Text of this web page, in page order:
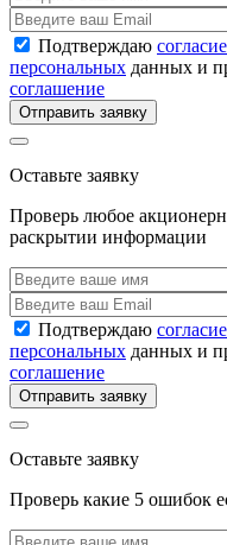
Подтверждаю
персональных данных и
соглашение
Отправить заявку
Оставьте заявку
Проверь любое
раскрытии информации
Подтверждаю
персональных данных и
соглашение
Отправить заявку
Оставьте заявку
Проверь какие 5 ошибок